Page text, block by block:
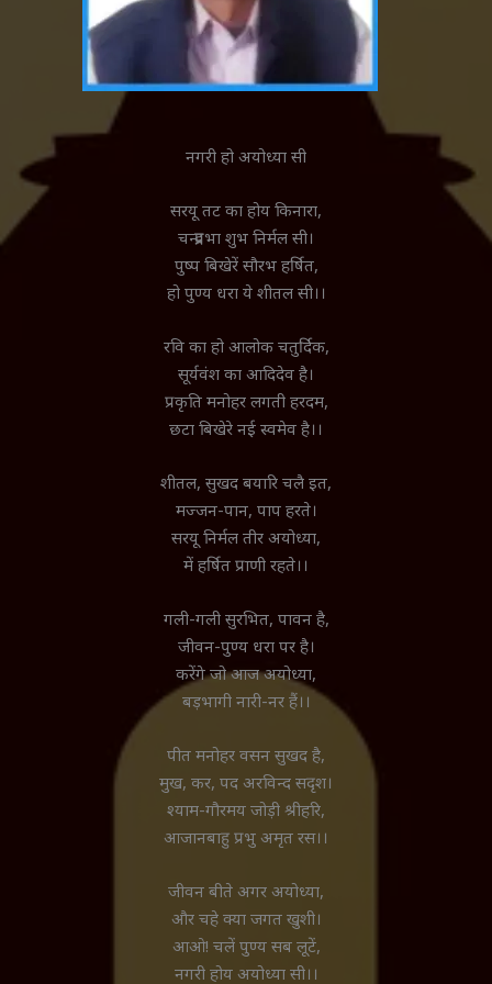
नगरी हो अयोध्या सी
सरयू तट का होय किनारा,
चन्द्रप्रभा शुभ निर्मल सी।
पुष्प बिखेरें सौरभ हर्षित,
हो पुण्य धरा ये शीतल सी।।
रवि का हो आलोक चतुर्दिक,
सूर्यवंश का आदिदेव है।
प्रकृति मनोहर लगती हरदम,
छटा बिखेरे नई स्वमेव है।।
शीतल, सुखद बयारि चलै इत,
मज्जन-पान, पाप हरते।
सरयू निर्मल तीर अयोध्या,
में हर्षित प्राणी रहते।।
गली-गली सुरभित, पावन है,
जीवन-पुण्य धरा पर है।
करेंगे जो आज अयोध्या,
बड़भागी नारी-नर हैं।।
पीत मनोहर वसन सुखद है,
मुख, कर, पद अरविन्द सदृश।
श्याम-गौरमय जोड़ी श्रीहरि,
आजानबाहु प्रभु अमृत रस।।
जीवन बीते अगर अयोध्या,
और चहे क्या जगत खुशी।
आओ! चलें पुण्य सब लूटें,
नगरी होय अयोध्या सी।।